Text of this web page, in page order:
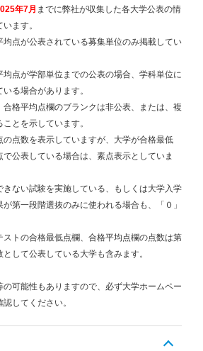
年7月 までに弊社が収集した各大学公表の情
ます。
均点が公表されている募集単位のみ掲載してい
均点が学部単位までの公表の場合、学科単位に
る場合があります。
合格平均点欄のブランクは非公表、または、複
とを示しています。
の点数を表示していますが、大学が合格最低
で公表している場合は、素点表示としていま
きない試験を実施している、もしくは大学入学
第一段階選抜のみに使われる場合も、「０」
ストの合格最低点欄、合格平均点欄の点数は第
して公表している大学も含みます。
可能性もありますので、必ず大学ホームペー
してください。